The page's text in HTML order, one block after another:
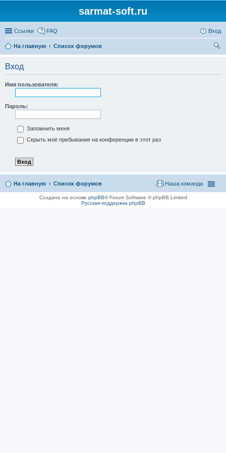
sarmat-soft.ru
Ссылки FAQ Вход
На главную
Список форумов
Вход
Имя пользователя:
Пароль:
Запомнить меня
Скрыть моё пребывание на конференции в этот раз
На главную Список форумов Наша команда
Создано на основе phpBB® Forum Software © phpBB Limited
Русская поддержка phpBB